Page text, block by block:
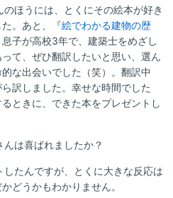
のほうには、とくにその絵本が好き
。あと、『絵でわかる建物の歴
子が高校3年で、建築士をめざし
て、ぜひ翻訳したいと思い、選ん
な出会いでした（笑）。翻訳中
訳しました。幸せな時間でした
ときに、できた本をプレゼントし
んは喜ばれましたか？
したんですが、とくに大きな反応は
どうかもわかりません。